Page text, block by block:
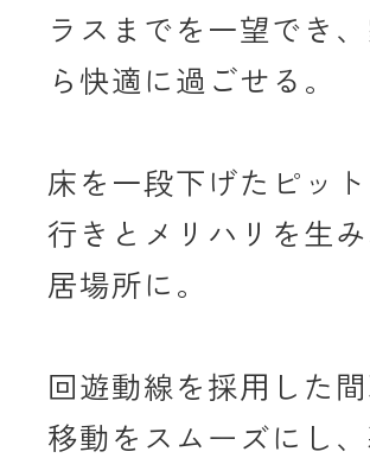
ラスまでを一望でき
ら快適に過ごせる。
床を一段下げたピッ
行きとメリハリを生
居場所に。
回遊動線を採用した
移動をスムーズにし